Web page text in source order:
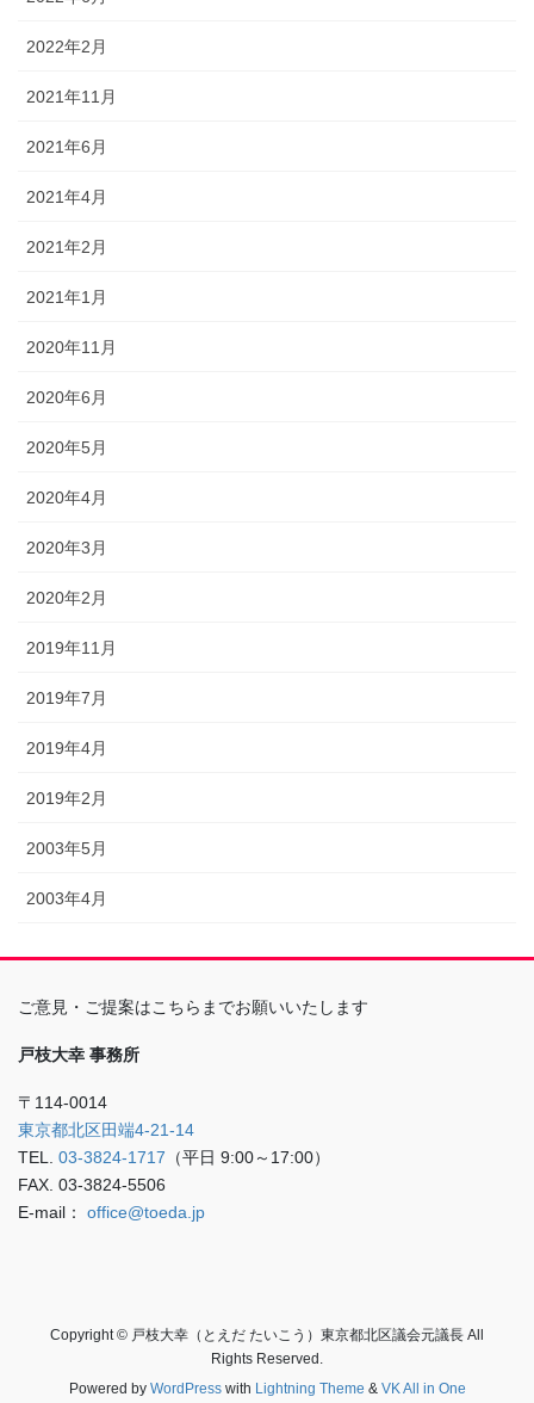
2022年2月
2021年11月
2021年6月
2021年4月
2021年2月
2021年1月
2020年11月
2020年6月
2020年5月
2020年4月
2020年3月
2020年2月
2019年11月
2019年7月
2019年4月
2019年2月
2003年5月
2003年4月
ご意見・ご提案はこちらまでお願いいたします
戸枝大幸 事務所
〒114-0014
東京都北区田端4-21-14
TEL. 03-3824-1717 （平日 9:00～17:00）
FAX. 03-3824-5506
E-mail： office@toeda.jp
Copyright © 戸枝大幸（とえだ たいこう）東京都北区議会元議長 All
Rights Reserved.
Powered by WordPresswith Lightning Theme & VK All in One